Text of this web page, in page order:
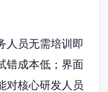
人员无需培训即
错成本低；界面
对核心研发人员